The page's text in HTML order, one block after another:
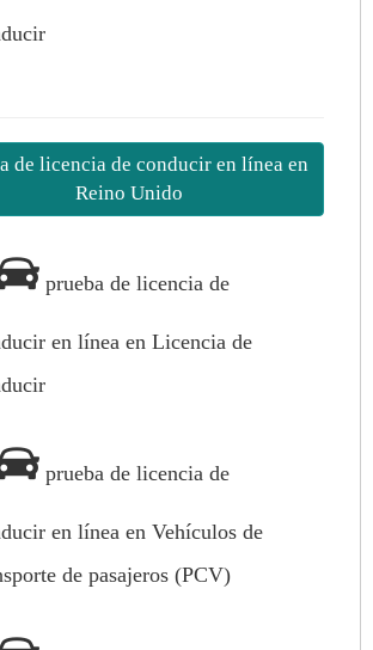
de licencia de conducir en línea en
Reino Unido
prueba de licencia de
en línea en Licencia de
prueba de licencia de
en línea en Vehículos de
de pasajeros (PCV)